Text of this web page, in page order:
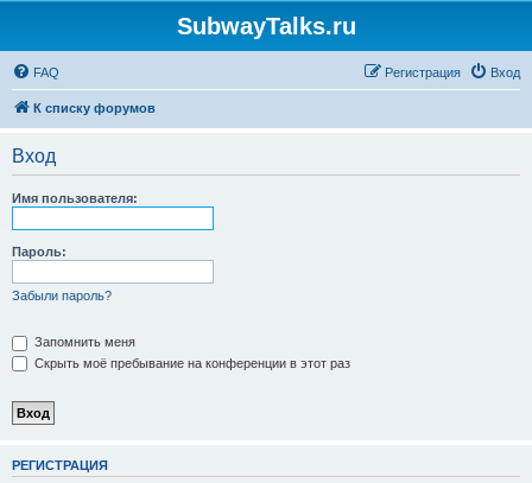
SubwayTalks.ru
FAQ Вход
Регистрация
К списку форумов
Вход
Имя пользователя:
Пароль:
Забыли пароль?
Запомнить меня
Скрыть моё пребывание на конференции в этот раз
РЕГИСТРАЦИЯ